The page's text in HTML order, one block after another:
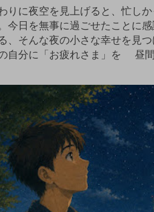
りに夜空を見上げると、忙し
今日を無事に過ごせたことに
、そんな夜の小さな幸せを見
自分に「お疲れさま」を 昼